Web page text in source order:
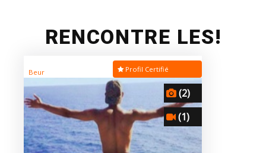
RENCONTRE LES!